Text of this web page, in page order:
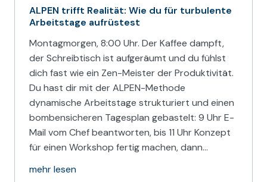
ALPEN trifft Realität: Wie du für turbulente
Arbeitstage aufrüstest
Montagmorgen, 8:00 Uhr. Der Kaffee dampft,
der Schreibtisch ist aufgeräumt und du fühlst
dich fast wie ein Zen-Meister der Produktivität.
Du hast dir mit der ALPEN-Methode
dynamische Arbeitstage strukturiert und einen
bombensicheren Tagesplan gebastelt: 9 Uhr E-
Mail vom Chef beantworten, bis 11 Uhr Konzept
für einen Workshop fertig machen, dann…
mehr lesen